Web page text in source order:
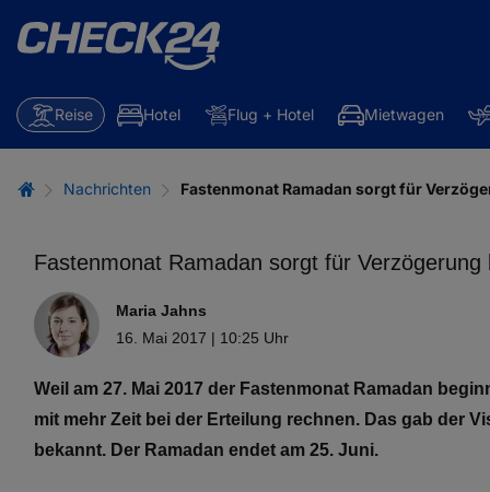
Reise Hotel Flug + Hotel Mietwagen
Nachrichten Fastenmonat Ramadan sorgt für
Fastenmonat Ramadan sorgt für Verzögerung
Maria Jahns
16. Mai 2017 | 10:25 Uhr
Weil am 27. Mai 2017 der Fastenmonat Ramadan
mit mehr Zeit bei der Erteilung rechnen. Das gab der
bekannt. Der Ramadan endet am 25. Juni.